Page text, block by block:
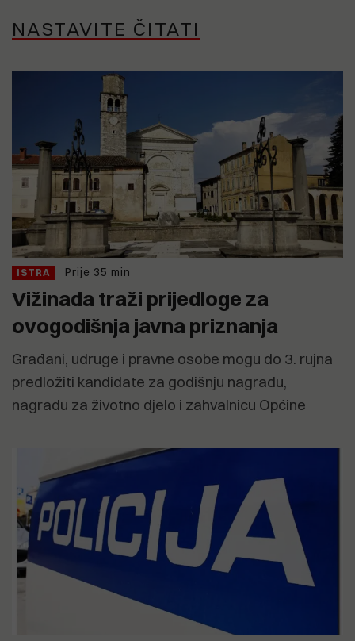
NASTAVITE ČITATI
ISTRA Prije 35 min
Vižinada traži prijedloge za
ovogodišnja javna priznanja
Građani, udruge i pravne osobe mogu do 3. rujna
predložiti kandidate za godišnju nagradu,
nagradu za životno djelo i zahvalnicu Općine